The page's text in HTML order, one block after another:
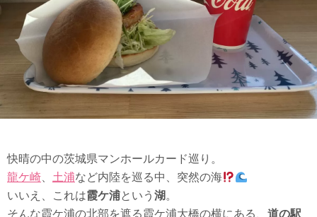
快晴の中の茨城県マンホールカード巡り。
龍ケ崎
土浦など内陸を巡る中、突然の海
いいえ、これは霞ケ浦という 湖 。
そんな霞ケ浦の北部を遮る霞ケ浦大橋の横にある、 道の駅